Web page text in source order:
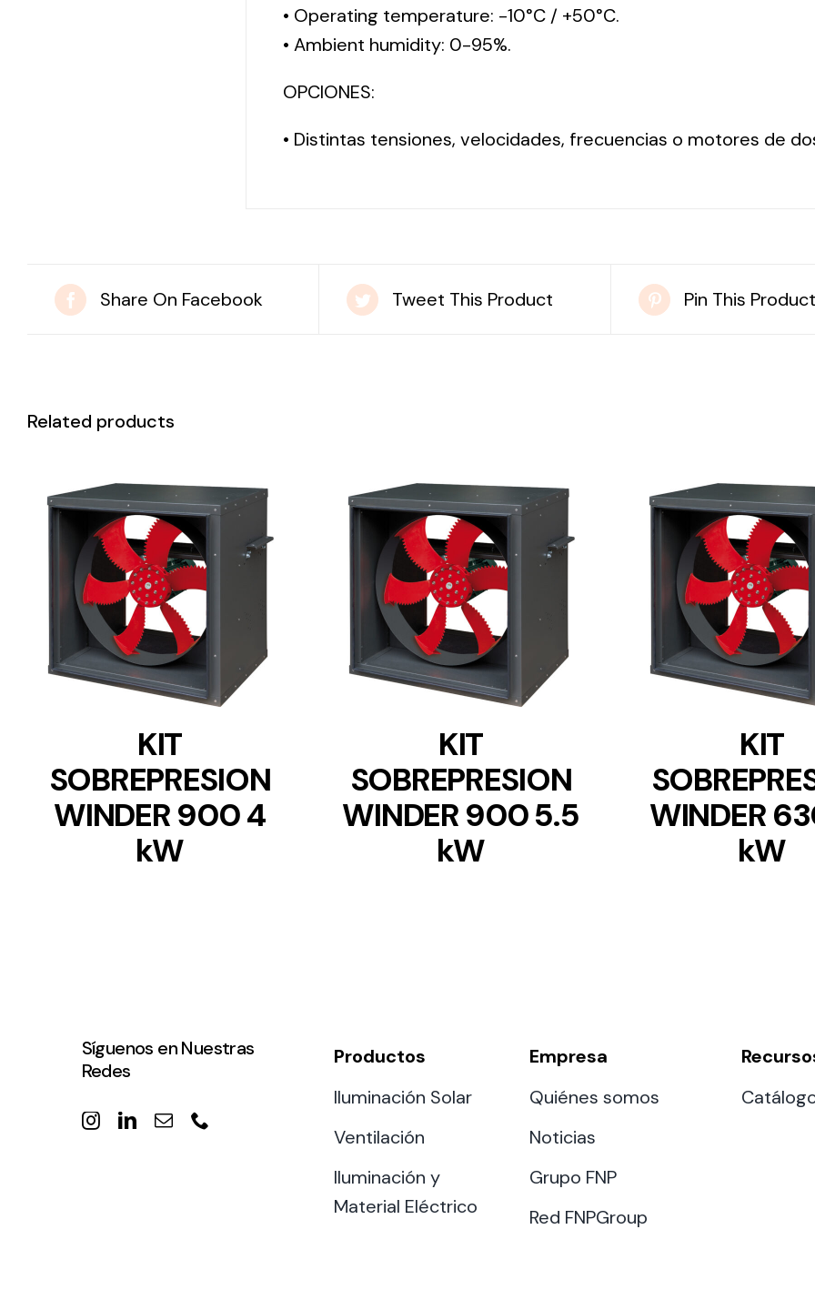
• Operating temperature: -10°C / +50°C.
• Ambient humidity: 0-95%.
OPCIONES:
• Distintas tensiones, velocidades, frecuencias o motores de
Share On Facebook Tweet This Product Pin This Product
Related products
DETAILS
KIT
SOBREPRESION
WINDER 900 4
kW
DETAILS
KIT
SOBREPRESION
WINDER 900 5.5
kW
DETAILS
KIT
WINDER
kW
Síguenos en Nuestras
Redes
Productos
Iluminación Solar
Ventilación
Iluminación y
Material Eléctrico
Empresa
Quiénes somos
Noticias
Grupo FNP
Red FNPGroup